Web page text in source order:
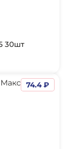
30шт
74.4 ₽